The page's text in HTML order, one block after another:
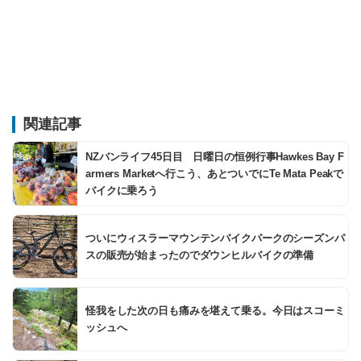
関連記事
NZバンライフ45日目 日曜日の恒例行事Hawkes Bay F
armers Marketへ行こう、あとついでにTe Mata Peakで
バイクに乗ろう
ついにウィスラーマウンテンバイクパークのシーズンパ
スの販売が始まったのでダウンヒルバイクの準備
怪我をした次の日も痛みを堪えて乗る。今日はスコーミ
ッシュへ